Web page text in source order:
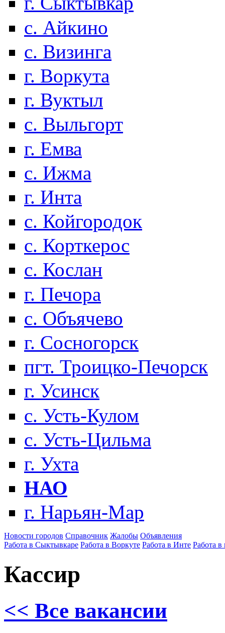
с. Айкино
с. Визинга
г. Воркута
г. Вуктыл
с. Выльгорт
г. Емва
с. Ижма
г. Инта
с. Койгородок
с. Корткерос
с. Кослан
г. Печора
с. Объячево
г. Сосногорск
пгт. Троицко-Печорск
г. Усинск
с. Усть-Кулом
с. Усть-Цильма
г. Ухта
НАО
г. Нарьян-Мар
Новости городов Справочник Жалобы Объявления
Работа в Сыктывкаре Работа в Воркуте Работа в Инте Работа в
Кассир
<< Все вакансии